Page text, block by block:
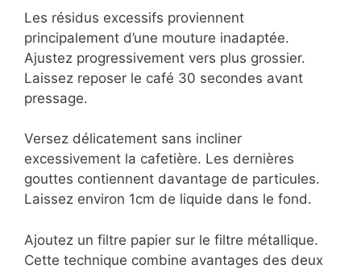
Les résidus excessifs proviennent
principalement d’une mouture inadaptée.
Ajustez progressivement vers plus grossier.
Laissez reposer le café 30 secondes avant
pressage.
Versez délicatement sans incliner
excessivement la cafetière. Les dernières
gouttes contiennent davantage de particules.
Laissez environ 1cm de liquide dans le fond.
Ajoutez un filtre papier sur le filtre métallique.
Cette technique combine avantages des deux